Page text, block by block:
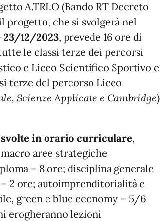
A.TRI.O (Bando RT Decreto
progetto, che si svolgerà nel
23/12/2023, prevede 16 ore di
le classi terze dei percorsi
e Liceo Scientifico Sportivo e
terze del percorso Liceo
Scienze Applicate e Cambridge)
svolte in orario curriculare,
aree strategiche
– 8 ore; disciplina generale
2 ore; autoimprenditorialità e
green e blue economy – 5/6
erogheranno lezioni